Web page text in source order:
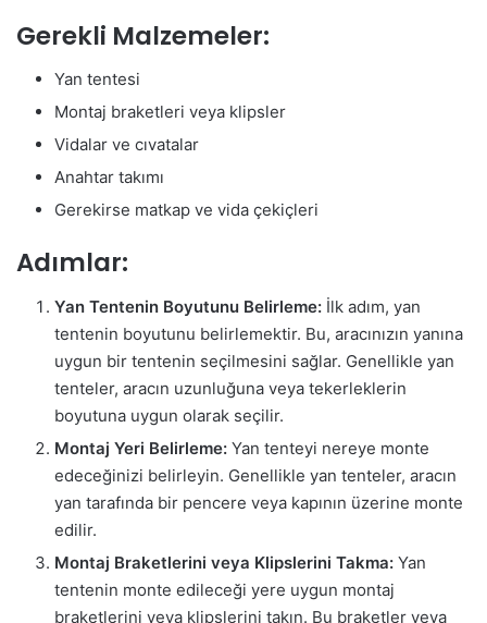
Gerekli Malzemeler:
Yan tentesi
Montaj braketleri veya klipsler
Vidalar ve cıvatalar
Anahtar takımı
Gerekirse matkap ve vida çekiçleri
Adımlar:
Yan Tentenin Boyutunu Belirleme: İlk adım, yan
tentenin boyutunu belirlemektir. Bu, aracınızın yanına
uygun bir tentenin seçilmesini sağlar. Genellikle yan
tenteler, aracın uzunluğuna veya tekerleklerin
boyutuna uygun olarak seçilir.
Montaj Yeri Belirleme: Yan tenteyi nereye monte
edeceğinizi belirleyin. Genellikle yan tenteler, aracın
yan tarafında bir pencere veya kapının üzerine monte
edilir.
Montaj Braketlerini veya Klipslerini Takma: Yan
tentenin monte edileceği yere uygun montaj
braketlerini veya klipslerini takın. Bu braketler veya